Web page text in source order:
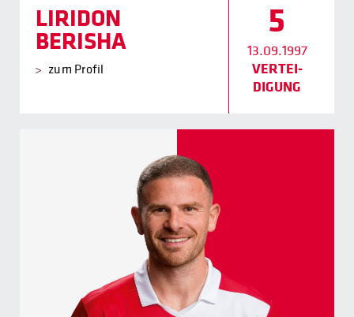
LIRIDON
BERISHA
zum Profil
5
13.09.1997
VERTEI­
DIGUNG